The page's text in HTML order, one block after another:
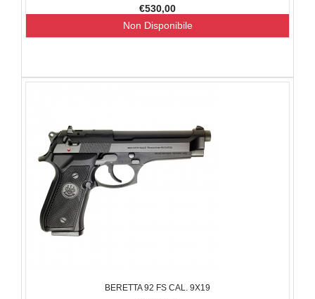
€530,00
Non Disponibile
BERETTA 92 FS CAL. 9X19